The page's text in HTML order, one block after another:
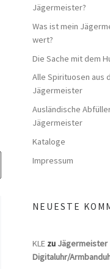
Jägermeister?
Was ist mein
wert?
Die Sache mit dem
Alle Spirituosen aus
Jägermeister
Ausländische
Jägermeister
Kataloge
Impressum
NEUESTE
KLEzu Jägermeister
Digitaluhr/